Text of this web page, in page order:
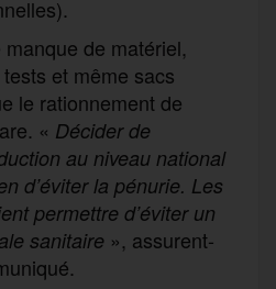
de matériel,
et même sacs
le rationnement de
« Décider de
au niveau national
d’éviter la pénurie. Les
permettre d’éviter un
sanitaire », assurent-